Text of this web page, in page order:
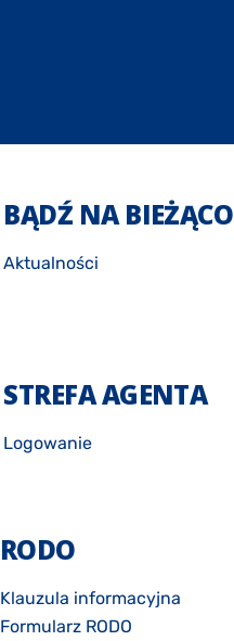
BĄDŹ NA BIEŻĄCO
Aktualności
STREFA AGENTA
Logowanie
RODO
Klauzula informacyjna
Formularz RODO